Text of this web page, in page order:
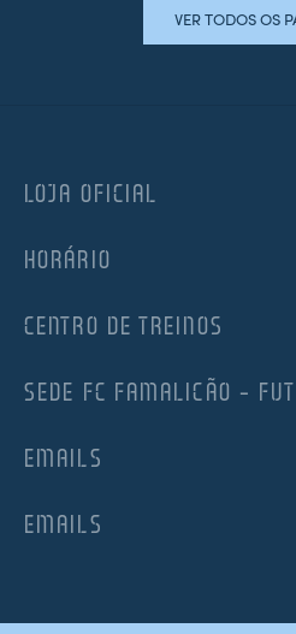
VER TODOS OS
LOJA OFICIAL
HORÁRIO
CENTRO DE TREINOS
SEDE FC FAMALICÃO –
EMAILS
EMAILS